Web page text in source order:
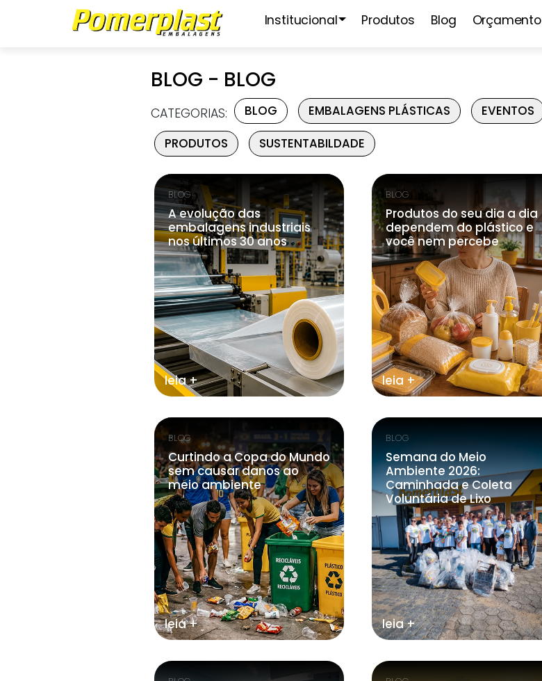
Institucional Produtos Blog Orçamento
BLOG - BLOG
CATEGORIAS: BLOG EMBALAGENS PLÁSTICAS EVENTOS
PRODUTOS
SUSTENTABILDADE
BLOG
A evolução das
embalagens industriais
nos últimos 30 anos
leia +
BLOG
Produtos do seu dia a dia
dependem do plástico e
você nem percebe
leia +
BLOG
Curtindo a Copa do Mundo
sem causar danos ao
meio ambiente
leia +
BLOG
Semana do Meio
Ambiente 2026:
Caminhada e Coleta
Voluntária de Lixo
leia +